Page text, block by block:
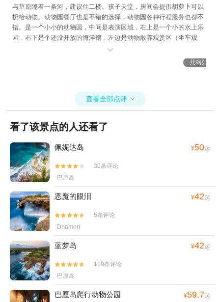
后来土地被人类侵占，大象失去家园被人类欺凌，而后却将落水的人
类拯救，又与人类和平共处的故事。教育大家人类动物友爱和平的故
事。 #老虎表演# 音乐声想起，四只大老虎从山后一拥而出，视觉震
撼！老虎的奔跑速度、弹跳力一一展现在游客面前，小朋友们看的眼
不少动物园，能如此近距离接触这是第二次 大狮子趴上笼子的那一刻
我们当然可以愉快地、轻松地喂食动物啦~互相拍拍照什么的，为宝贝
留下最珍贵的影像瞬间 夜游游览车与日游游览车是完全不一样的。前
物园游览车，有座位，相比比较舒适。 火舞秀观看时间是固定的，So
与草原隔着一条河，建议住二楼。孩子天堂，房间会提供胡萝卜可以
扔给动物。动物园餐厅也是不错的选择，动物园各种行程服务也都不
错。是一个小小的动物园，中间是表演区域，右上是一个小的水上乐
园，右下是个还没开放的海洋馆，左边是动物散养观赏区（坐车观
赏）我们订的是龙套票加酒店接送UMA餐厅用午餐~

共9张
查看全部点评 
看了该景点的人还看了
佩妮达岛 ¥50起


30条评论
巴厘岛
恶魔的眼泪 ¥42起


5条评论
Dhamori
蓝梦岛 ¥42起


119条评论
巴厘岛
巴厘岛爬行动物公园 ¥59.7起